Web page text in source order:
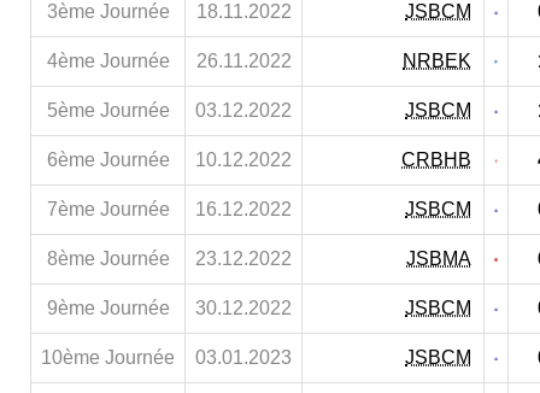
3ème Journée 18.11.2022 JSBCM
4ème Journée 26.11.2022 NRBEK
5ème Journée 03.12.2022 JSBCM
6ème Journée 10.12.2022 CRBHB
7ème Journée 16.12.2022 JSBCM
8ème Journée 23.12.2022 JSBMA
9ème Journée 30.12.2022 JSBCM
10ème Journée 03.01.2023 JSBCM